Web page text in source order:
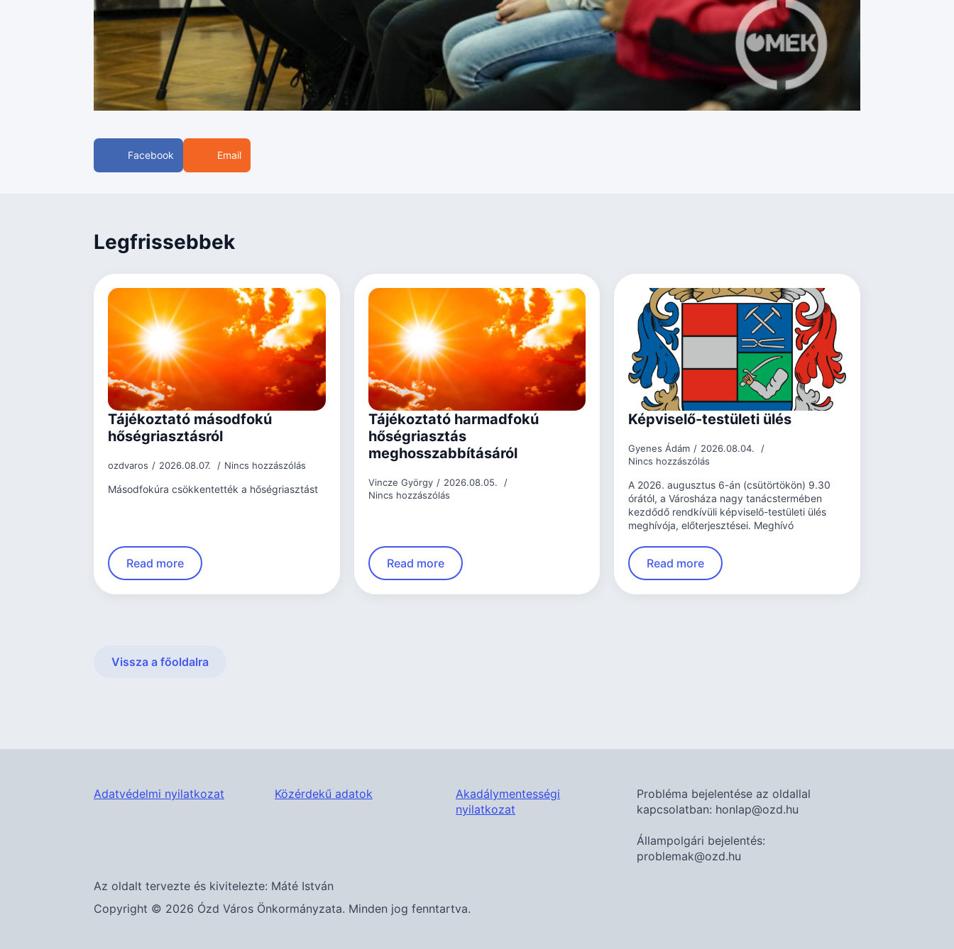
Facebook Email
Legfrissebbek
Tájékoztató másodfokú
hőségriasztásról
ozdvaros 2026.08.07. Nincs hozzászólás
Másodfokúra csökkentették a hőségriasztást
Read more
Tájékoztató harmadfokú
hőségriasztás
meghosszabbításáról
Vincze György
2026.08.05.
Nincs hozzászólás
Read more
Képviselő-testületi ülés
Gyenes Ádám
2026.08.04.
Nincs hozzászólás
A 2026. augusztus 6-án (csütörtökön) 9.30
órától, a Városháza nagy tanácstermében
kezdődő rendkívüli képviselő-testületi ülés
meghívója, előterjesztései. Meghívó
Read more
Vissza a főoldalra
Adatvédelmi nyilatkozat Közérdekű adatok
Akadálymentességi
nyilatkozat
Probléma bejelentése az oldallal
kapcsolatban: honlap@ozd.hu
Állampolgári bejelentés:
problemak@ozd.hu
Az oldalt tervezte és kivitelezte: Máté István
Copyright © 2026 Ózd Város Önkormányzata. Minden jog fenntartva.